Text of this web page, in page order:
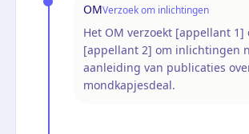
OMVerzoek om inlichtingen
Het OM verzoekt [appellant 1]
[appellant 2] om inlichtingen
aanleiding van publicaties
mondkapjesdeal.